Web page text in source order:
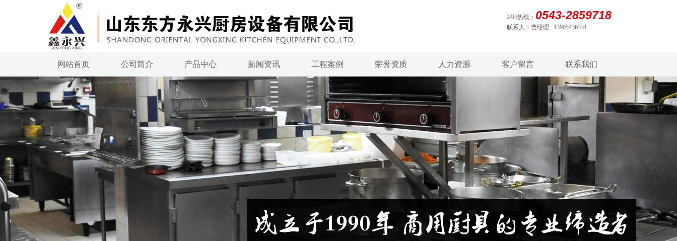
24H热线： 0543-2859718
联系人：曹经理 13905436331
网站首页 公司简介 产品中心 新闻资讯 工程案例 荣誉资质 人力资源 客户留言 联系我们